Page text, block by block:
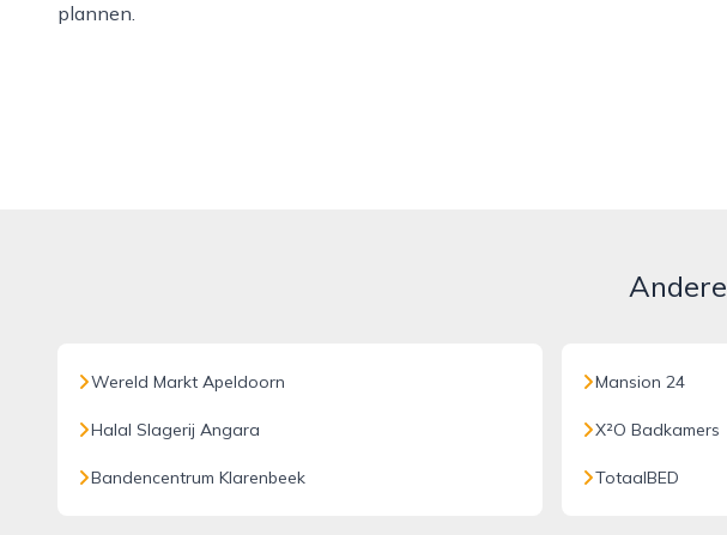
plannen.
Wereld Markt Apeldoorn
Halal Slagerij Angara
Bandencentrum Klarenbeek
Mansion 24
X²O Badkamers
TotaalBED